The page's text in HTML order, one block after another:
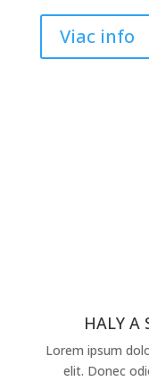
Viac info
HALY A
Lorem ipsum
elit. Donec